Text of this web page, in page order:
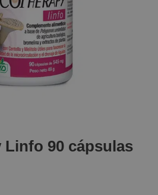
Linfo 90 cápsulas